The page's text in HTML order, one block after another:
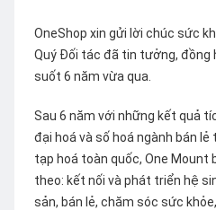
OneShop xin gửi lời chúc sức
Quý Đối tác đã tin tưởng, đồng
suốt 6 năm vừa qua.
Sau 6 năm với những kết quả
đại hoá và số hoá ngành bán
tạp hoá toàn quốc, One Mount
theo: kết nối và phát triển hệ
sản, bán lẻ, chăm sóc sức